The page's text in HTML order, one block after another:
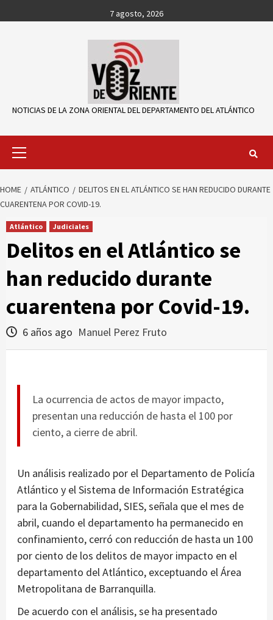
to
7 agosto, 2026
NOTICIAS DE LA ZONA ORIENTAL DEL DEPARTAMENTO DEL ATLÁNTICO
Primary
HOME ATLÁNTICO
DELITOS EN EL ATLÁNTICO SE HAN REDUCIDO DURANTE
CUARENTENA POR COVID-19.
Atlántico Judiciales
Delitos en el Atlántico se
han reducido durante
cuarentena por Covid-19.
6 años ago Manuel Perez Fruto
La ocurrencia de actos de mayor impacto,
presentan una reducción de hasta el 100 por
ciento, a cierre de abril.
Un análisis realizado por el Departamento de Policía
Atlántico y el Sistema de Información Estratégica
para la Gobernabilidad, SIES, señala que el mes de
abril, cuando el departamento ha permanecido en
confinamiento, cerró con reducción de hasta un 100
por ciento de los delitos de mayor impacto en el
departamento del Atlántico, exceptuando el Área
Metropolitana de Barranquilla.
De acuerdo con el análisis, se ha presentado